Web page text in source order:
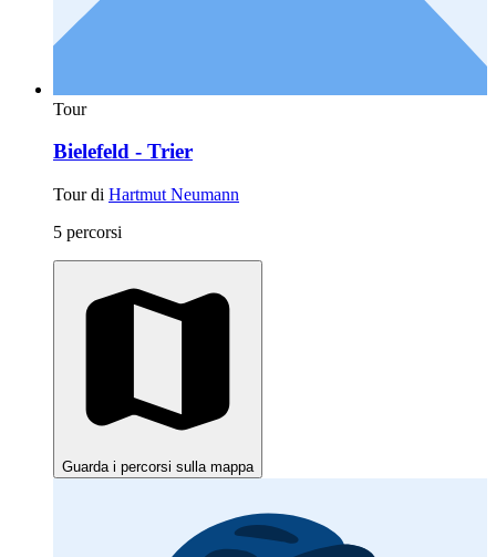
Tour
Bielefeld - Trier
Tour di Hartmut Neumann
5 percorsi
Guarda i percorsi sulla mappa